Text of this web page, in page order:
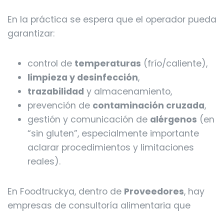
En la práctica se espera que el operador pueda
garantizar:
control de temperaturas (frío/caliente),
limpieza y desinfección,
trazabilidad y almacenamiento,
prevención de contaminación cruzada,
gestión y comunicación de alérgenos (en
“sin gluten”, especialmente importante
aclarar procedimientos y limitaciones
reales).
En Foodtruckya, dentro de Proveedores, hay
empresas de consultoría alimentaria que